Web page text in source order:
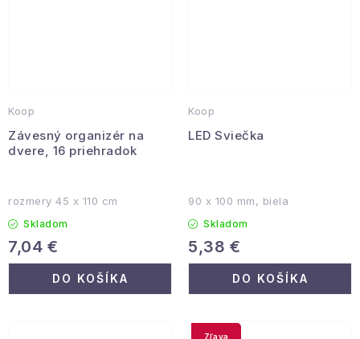
Koop
Závesný organizér na
dvere, 16 priehradok
rozmery 45 x 110 cm
Skladom
7,04 €
DO KOŠÍKA
Koop
LED Sviečka
90 x 100 mm, biela
Skladom
5,38 €
DO KOŠÍKA